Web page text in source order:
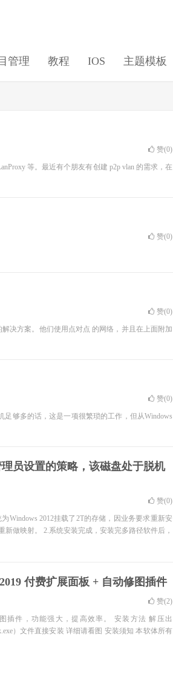
管理 教程 IOS 主题模板
赞(0)
等。最近有个朋友有创建 p2p vlan 的需求，在
赞(0)
赞(0)
决方案。他们使用点对点 的网络，并且在上面附加
赞(0)
够多的话，这是一项很繁琐的工作，但从Windows
员设置的策略，该磁盘处于脱机
赞(0)
Windows 2012挂载了2T的存储，因业务要求重新安
新做映射。 2.系统安装完成，安装完多路径软件后，
付费扩展面板 + 自动修图插件
赞(2)
插件，功能强大，提高效率。 安装方法 解压出
）文件直接安装 详细请看图 安装须知 本软体所有